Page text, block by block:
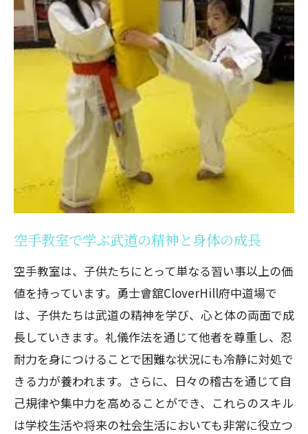
成長を見守る講師たちの思い
子供たちの未来に繋がる習い事
勇士會舘CloverHill府中道場3歳から始める空
手の魅力
幼児期からの武道教育の意義
年齢に応じた柔軟な指導プログラム
親子で参加できるクラスの楽しみ方
空手を通じた社会性と協調性の育成
初めての習い事としての適性
親子で楽しむ習い事府中市で評価の高い空手
教室
親子の絆を深める空手体験
共同で挑戦する楽しさと達成感
親子クラスで身につくコミュニケーショ
ン能力
休日の新しい過ごし方としての習い事
親子で成長を共有できる環境
空手教室で学ぶ武道の精神と身体の成長
空手教室は、子供たちにとって単なる習い事以上の価
値を持っています。勇士會舘CloverHill府中道場で
は、子供たちは武道の精神を学び、心と体の両面で成
長していきます。礼儀作法を通じて他者を尊重し、忍
耐力を身につけることで困難な状況にも冷静に対処で
きる力が養われます。さらに、日々の稽古を通じて自
己規律や集中力を高めることができ、これらのスキル
は学校生活や将来の社会生活においても非常に役立つ